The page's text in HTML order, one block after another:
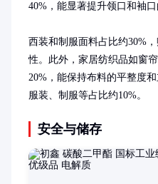
40%，能显著提升领口和袖口
西装和制服面料占比约30%
性。此外，家居纺织品如窗
20%，能保持布料的平整度
服装、制服等占比约10%。
安全与储存